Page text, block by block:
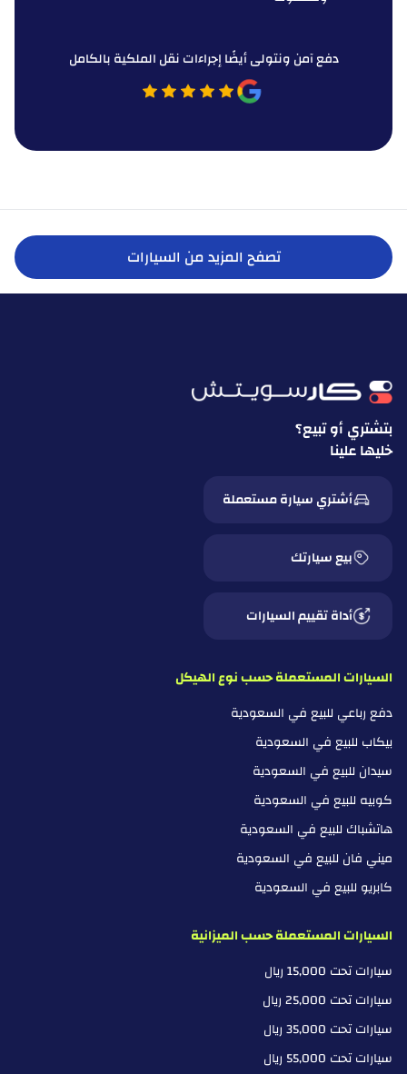
دفع آمن ونتولى أيضًا إجراءات نقل الملكية بالكامل
تصفح المزيد من السيارات
بتشتري أو تبيع؟
خليها علينا
أشتري سيارة مستعملة
بيع سيارتك
أداة تقييم السيارات
السيارات المستعملة حسب نوع الهيكل
دفع رباعي للبيع في السعودية
بيكاب للبيع في السعودية
سيدان للبيع في السعودية
كوبيه للبيع في السعودية
هاتشباك للبيع في السعودية
ميني فان للبيع في السعودية
كابريو للبيع في السعودية
السيارات المستعملة حسب الميزانية
سيارات تحت 15,000 ريال
سيارات تحت 25,000 ريال
سيارات تحت 35,000 ريال
سيارات تحت 55,000 ريال